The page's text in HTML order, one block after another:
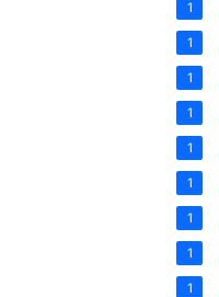
1
1
1
1
1
1
1
1
1